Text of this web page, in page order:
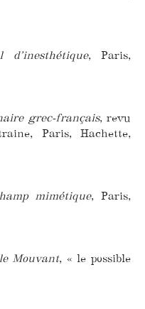
d’inesthétique, Paris,
grec-français, revu
Paris, Hachette,
mimétique, Paris,
Mouvant, « le possible